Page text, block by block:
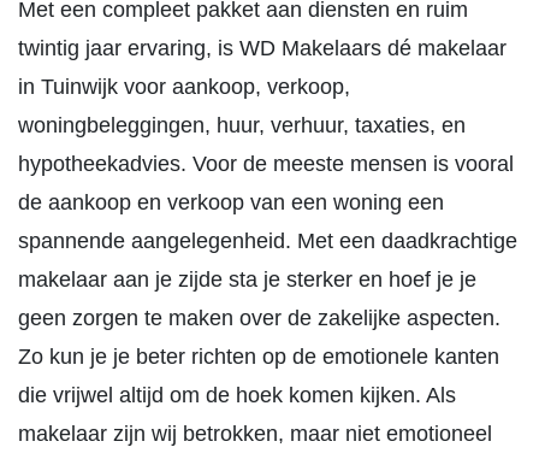
Met een compleet pakket aan diensten en ruim
twintig jaar ervaring, is WD Makelaars dé makelaar
in Tuinwijk voor aankoop, verkoop,
woningbeleggingen, huur, verhuur, taxaties, en
hypotheekadvies. Voor de meeste mensen is vooral
de aankoop en verkoop van een woning een
spannende aangelegenheid. Met een daadkrachtige
makelaar aan je zijde sta je sterker en hoef je je
geen zorgen te maken over de zakelijke aspecten.
Zo kun je je beter richten op de emotionele kanten
die vrijwel altijd om de hoek komen kijken. Als
makelaar zijn wij betrokken, maar niet emotioneel